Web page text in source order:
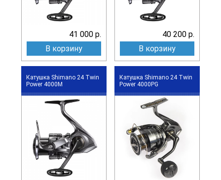
41 000 р.
В корзину
40 200 р.
В корзину
Катушка Shimano 24 Twin
Power 4000M
Катушка Shimano 24 Twin
Power 4000PG